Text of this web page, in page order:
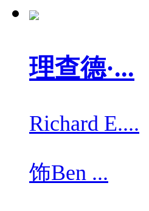
理查德·...
Richard E....
饰Ben ...